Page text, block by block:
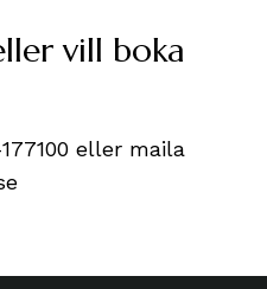
vill boka
eller maila